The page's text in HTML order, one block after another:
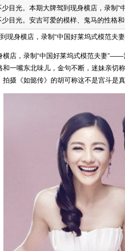
少目光。本期大牌驾到现身横店，录制
目光。安吉可爱的模样、鬼马的性格
现身横店，录制“中国好莱坞式模范夫
横店，录制“中国好莱坞式模范夫妻
和一嘴东北味儿，金句不断，迷妹亲切
拍摄《如懿传》的胡可称这不是宫斗是